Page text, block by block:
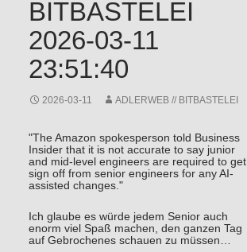
BITBASTELEI
2026-03-11
23:51:40
2026-03-11 ADLERWEB // BITBASTELEI
"The Amazon spokesperson told Business
Insider that it is not accurate to say junior
and mid-level engineers are required to get
sign off from senior engineers for any AI-
assisted changes."
Ich glaube es würde jedem Senior auch
enorm viel Spaß machen, den ganzen Tag
auf Gebrochenes schauen zu müssen…